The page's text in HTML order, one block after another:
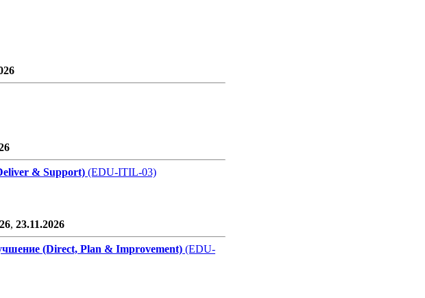
& Support) (EDU-ITIL-03)
, 23.11.2026
(Direct, Plan & Improvement) (EDU-